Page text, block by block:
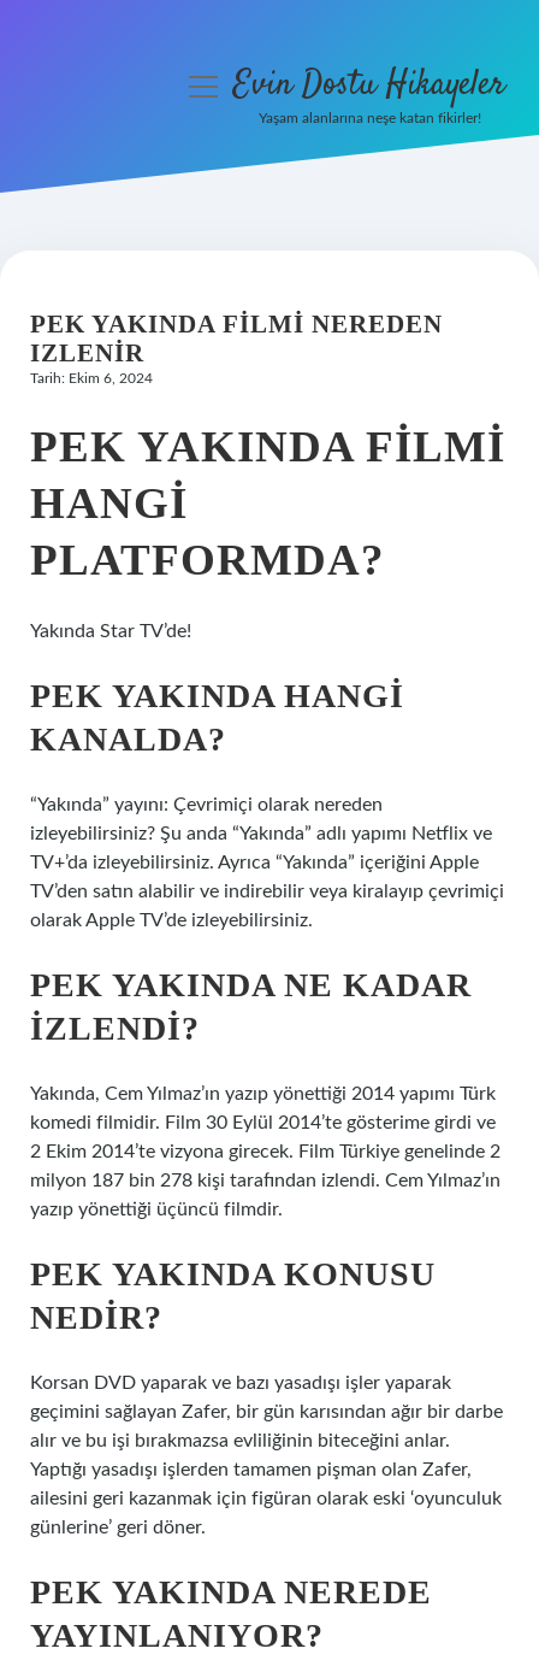
Hakkımızda
menüyüEvin Dostu Hikayeler
Yaşam alanlarına neşe katan fikirler!
PEK YAKINDA FILMI NEREDEN
IZLENIR
Tarih: Ekim 6, 2024
PEK YAKINDA FILMI
HANGI
PLATFORMDA?
Yakında Star TV’de!
PEK YAKINDA HANGI
KANALDA?
“Yakında” yayını: Çevrimiçi olarak nereden
izleyebilirsiniz? Şu anda “Yakında” adlı yapımı Netflix ve
TV+’da izleyebilirsiniz. Ayrıca “Yakında” içeriğini Apple
TV’den satın alabilir ve indirebilir veya kiralayıp çevrimiçi
olarak Apple TV’de izleyebilirsiniz.
PEK YAKINDA NE KADAR
IZLENDI?
Yakında, Cem Yılmaz’ın yazıp yönettiği 2014 yapımı Türk
komedi filmidir. Film 30 Eylül 2014’te gösterime girdi ve
2 Ekim 2014’te vizyona girecek. Film Türkiye genelinde 2
milyon 187 bin 278 kişi tarafından izlendi. Cem Yılmaz’ın
yazıp yönettiği üçüncü filmdir.
PEK YAKINDA KONUSU
NEDIR?
Korsan DVD yaparak ve bazı yasadışı işler yaparak
geçimini sağlayan Zafer, bir gün karısından ağır bir darbe
alır ve bu işi bırakmazsa evliliğinin biteceğini anlar.
Yaptığı yasadışı işlerden tamamen pişman olan Zafer,
ailesini geri kazanmak için figüran olarak eski ‘oyunculuk
günlerine’ geri döner.
PEK YAKINDA NEREDE
YAYINLANIYOR?